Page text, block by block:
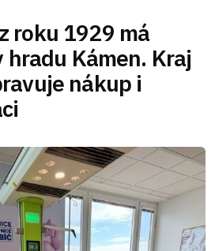
roku 1929 má
Kámen. Kraj
nákup i